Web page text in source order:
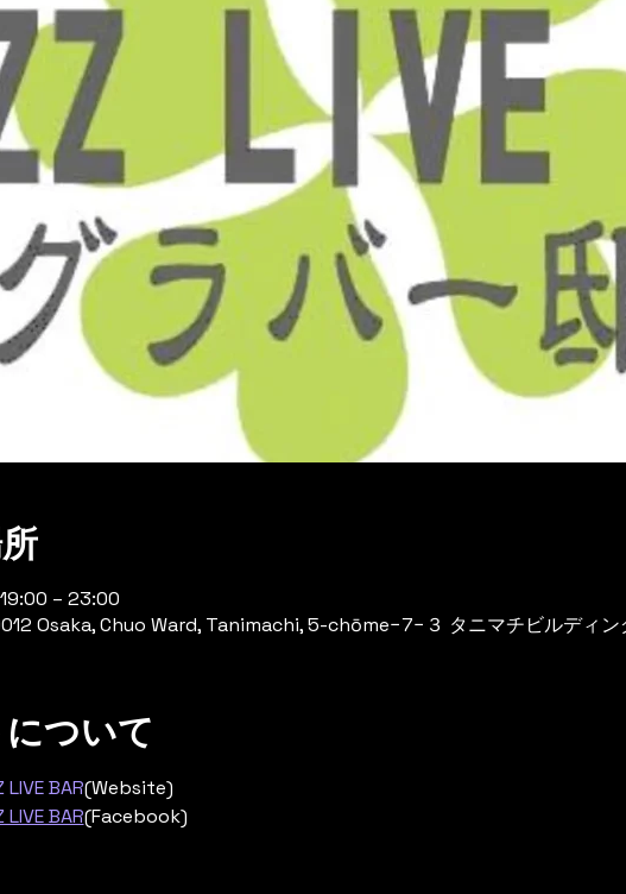
– 23:00
Osaka, Chuo Ward, Tanimachi, 5-chōme−7−３ タニマチビルディン
ついて
BAR(Website)
BAR(Facebook)